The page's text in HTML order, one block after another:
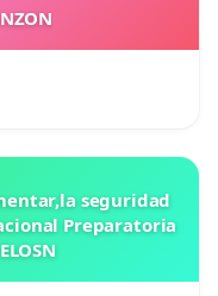
seguridad
Preparatoria